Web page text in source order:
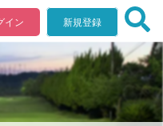
イン 新規登録